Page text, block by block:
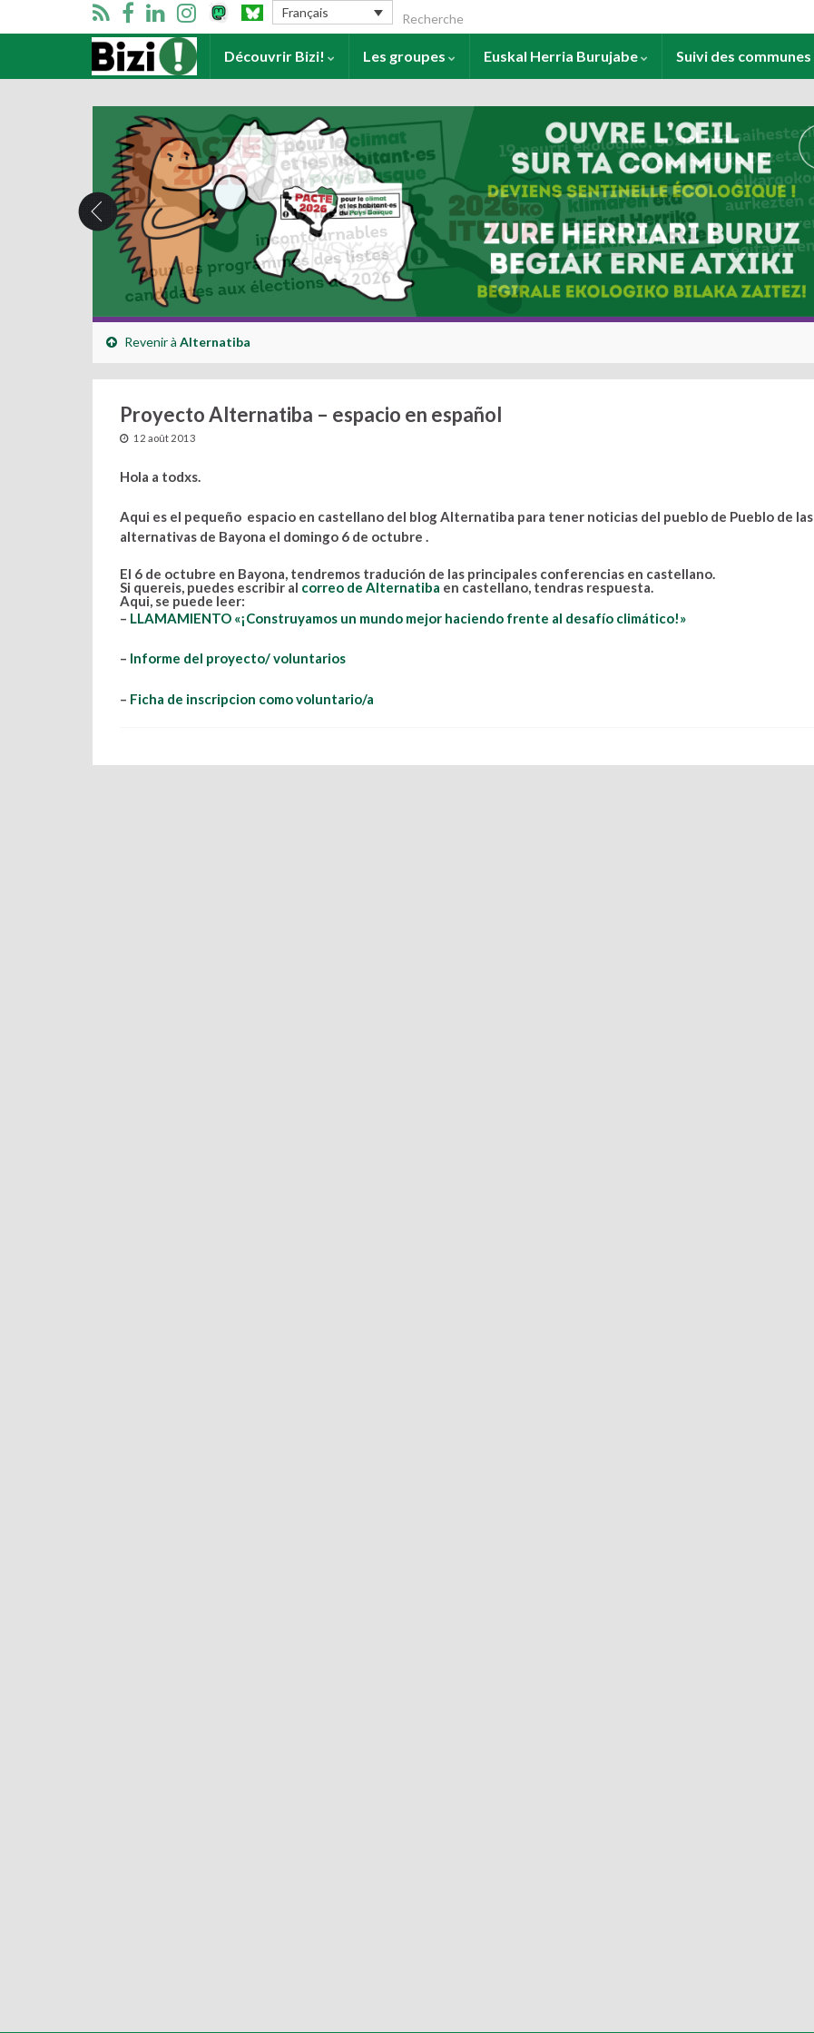
Français Search for:
Accueil Découvrir Bizi! Les groupes Euskal Herria Burujabe Suivi des communes
Revenir à Alternatiba
Proyecto Alternatiba – espacio en español
12 août 2013
Hola a todxs.
Aqui es el pequeño espacio en castellano del blog Alternatiba para tener noticias del pueblo de Pueblo de las
alternativas de Bayona el domingo 6 de octubre .
El 6 de octubre en Bayona, tendremos tradución de las principales conferencias en castellano.
Si quereis, puedes escribir al correo de Alternatiba en castellano, tendras respuesta.
Aqui, se puede leer:
– LLAMAMIENTO «¡Construyamos un mundo mejor haciendo frente al desafío climático!»
– Informe del proyecto/ voluntarios
– Ficha de inscripcion como voluntario/a